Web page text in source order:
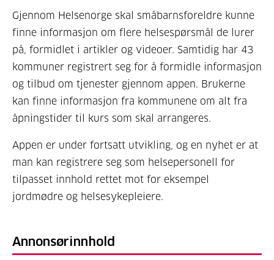
Gjennom Helsenorge skal småbarnsforeldre kunne
finne informasjon om flere helsespørsmål de lurer
på, formidlet i artikler og videoer. Samtidig har 43
kommuner registrert seg for å formidle informasjon
og tilbud om tjenester gjennom appen. Brukerne
kan finne informasjon fra kommunene om alt fra
åpningstider til kurs som skal arrangeres.
Appen er under fortsatt utvikling, og en nyhet er at
man kan registrere seg som helsepersonell for
tilpasset innhold rettet mot for eksempel
jordmødre og helsesykepleiere.
Annonsørinnhold